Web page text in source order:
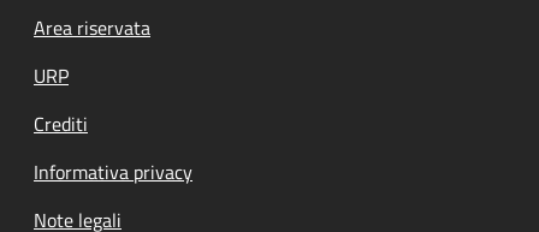
Footer menu
Area riservata
URP
Crediti
Informativa privacy
Note legali